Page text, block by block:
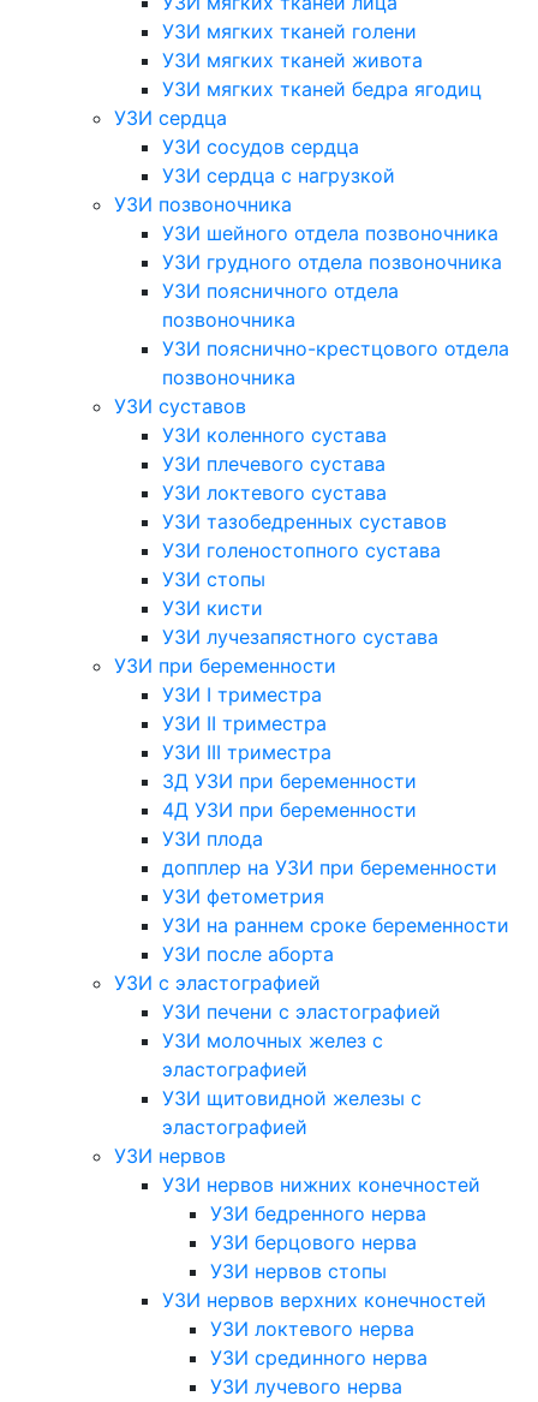
УЗИ мягких тканей голени
УЗИ мягких тканей живота
УЗИ мягких тканей бедра ягодиц
УЗИ сердца
УЗИ сосудов сердца
УЗИ сердца с нагрузкой
УЗИ позвоночника
УЗИ шейного отдела позвоночника
УЗИ грудного отдела позвоночника
УЗИ поясничного отдела
позвоночника
УЗИ пояснично-крестцового отдела
позвоночника
УЗИ суставов
УЗИ коленного сустава
УЗИ плечевого сустава
УЗИ локтевого сустава
УЗИ тазобедренных суставов
УЗИ голеностопного сустава
УЗИ стопы
УЗИ кисти
УЗИ лучезапястного сустава
УЗИ при беременности
УЗИ I триместра
УЗИ II триместра
УЗИ III триместра
3Д УЗИ при беременности
4Д УЗИ при беременности
УЗИ плода
допплер на УЗИ при беременности
УЗИ фетометрия
УЗИ на раннем сроке беременности
УЗИ после аборта
УЗИ с эластографией
УЗИ печени с эластографией
УЗИ молочных желез с
эластографией
УЗИ щитовидной железы с
эластографией
УЗИ нервов
УЗИ нервов нижних конечностей
УЗИ бедренного нерва
УЗИ берцового нерва
УЗИ нервов стопы
УЗИ нервов верхних конечностей
УЗИ локтевого нерва
УЗИ срединного нерва
УЗИ лучевого нерва